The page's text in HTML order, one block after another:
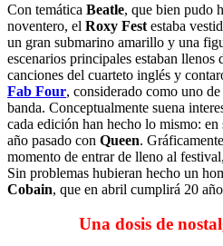
Con temática Beatle, que bien pudo
noventero, el Roxy Fest estaba
un gran submarino amarillo y una
escenarios principales estaban llenos
canciones del cuarteto inglés y
Fab Four, considerado como uno
banda. Conceptualmente suena
cada edición han hecho lo mismo: en
año pasado con Queen.
momento de entrar de lleno al
Sin problemas hubieran hecho un
Cobain, que en abril cumplirá 20
Una dosis de